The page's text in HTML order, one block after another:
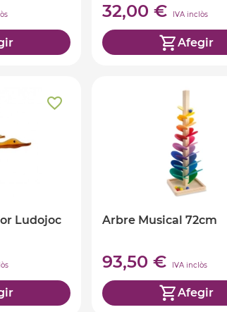
32,00 € IVA inclòs
Afegir
Ludojoc Arbre Musical 72cm
93,50 € IVA inclòs
Afegir